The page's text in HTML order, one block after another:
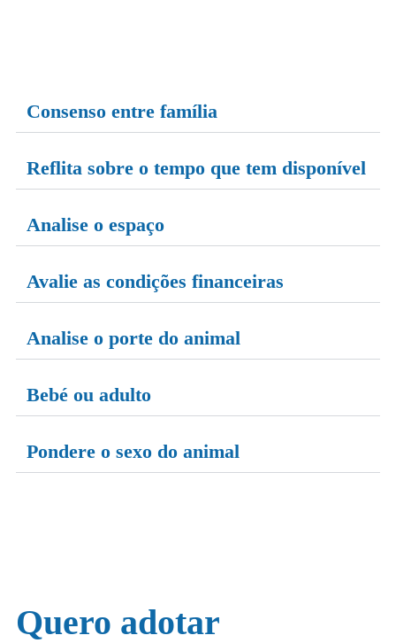
Consenso entre família
Reflita sobre o tempo que tem disponível
Analise o espaço
Avalie as condições financeiras
Analise o porte do animal
Bebé ou adulto
Pondere o sexo do animal
Quero adotar